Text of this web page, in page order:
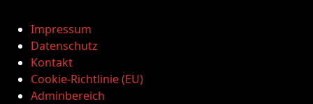
Impressum
Datenschutz
Kontakt
Cookie-Richtlinie (EU)
Adminbereich